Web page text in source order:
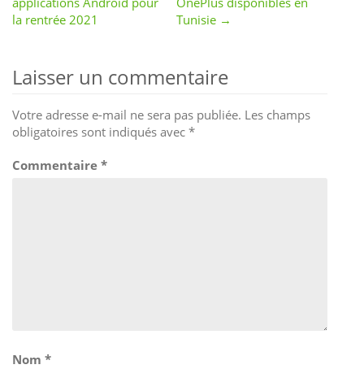
navigation
la rentrée 2021
Tunisie →
Laisser un commentaire
Votre adresse e-mail ne sera pas publiée. Les champs
obligatoires sont indiqués avec *
Commentaire *
Nom *